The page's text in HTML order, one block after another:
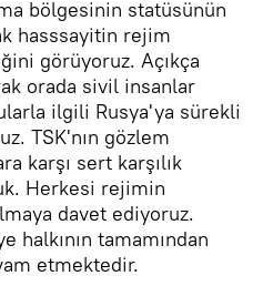
bölgesinin statüsünün
hasssayitin rejim
görüyoruz. Açıkça
orada sivil insanlar
ilgili Rusya'ya sürekli
TSK'nın gözlem
karşı sert karşılık
Herkesi rejimin
davet ediyoruz.
halkının tamamından
etmektedir.